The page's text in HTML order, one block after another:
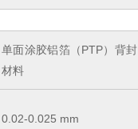
单面涂胶铝箔（PTP）背封
材料
0.02-0.025 mm